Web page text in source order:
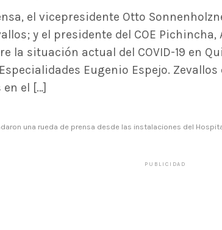
el vicepresidente Otto
y el presidente del COE
la situación actual del COVID-19 en
Eugenio Espejo.
el […]
una rueda de prensa desde las instalaciones del
PUBLICIDAD